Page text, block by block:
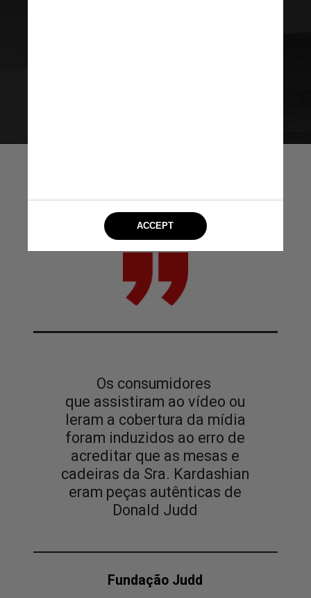
Os consumidores
que assistiram ao vídeo ou
leram a cobertura da mídia
foram induzidos ao erro de
acreditar que as mesas e
cadeiras da Sra. Kardashian
eram peças autênticas de
Donald Judd
Fundação Judd